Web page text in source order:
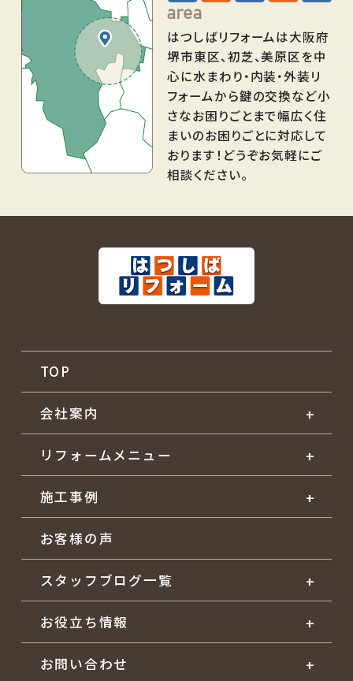
はつしばリフォームは大阪府
堺市東区、初芝、美原区を中
心に水まわり・内装・外装リ
フォームから鍵の交換など小
さなお困りごとまで幅広く住
まいのお困りごとに対応して
おります！どうぞお気軽にご
相談ください。
TOP
会社案内
リフォームメニュー
施工事例
お客様の声
スタッフブログ一覧
お役立ち情報
お問い合わせ